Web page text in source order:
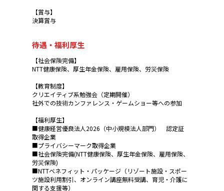
【賞与】
決算賞与
待遇・福利厚生
【社会保険完備】
NTT健康保険、厚生年金保険、雇用保険、労災保険
【教育制度】
クリエイティブ系勉強会（定期開催）
社外での技術カンファレンス・ゲームショー等への参加
【福利厚生】
■健康経営優良法人2026（中小規模法人部門） 認定証
取得企業
■プライバシーマーク取得企業
■社会保険完備(NTT健康保険、厚生年金保険、雇用保険、
労災保険)
■NTTベネフィット・パッケージ（リゾート施設・スポー
ツ施設利用割引、オンライン講座無料受講、育児・介護に
関する支援等）